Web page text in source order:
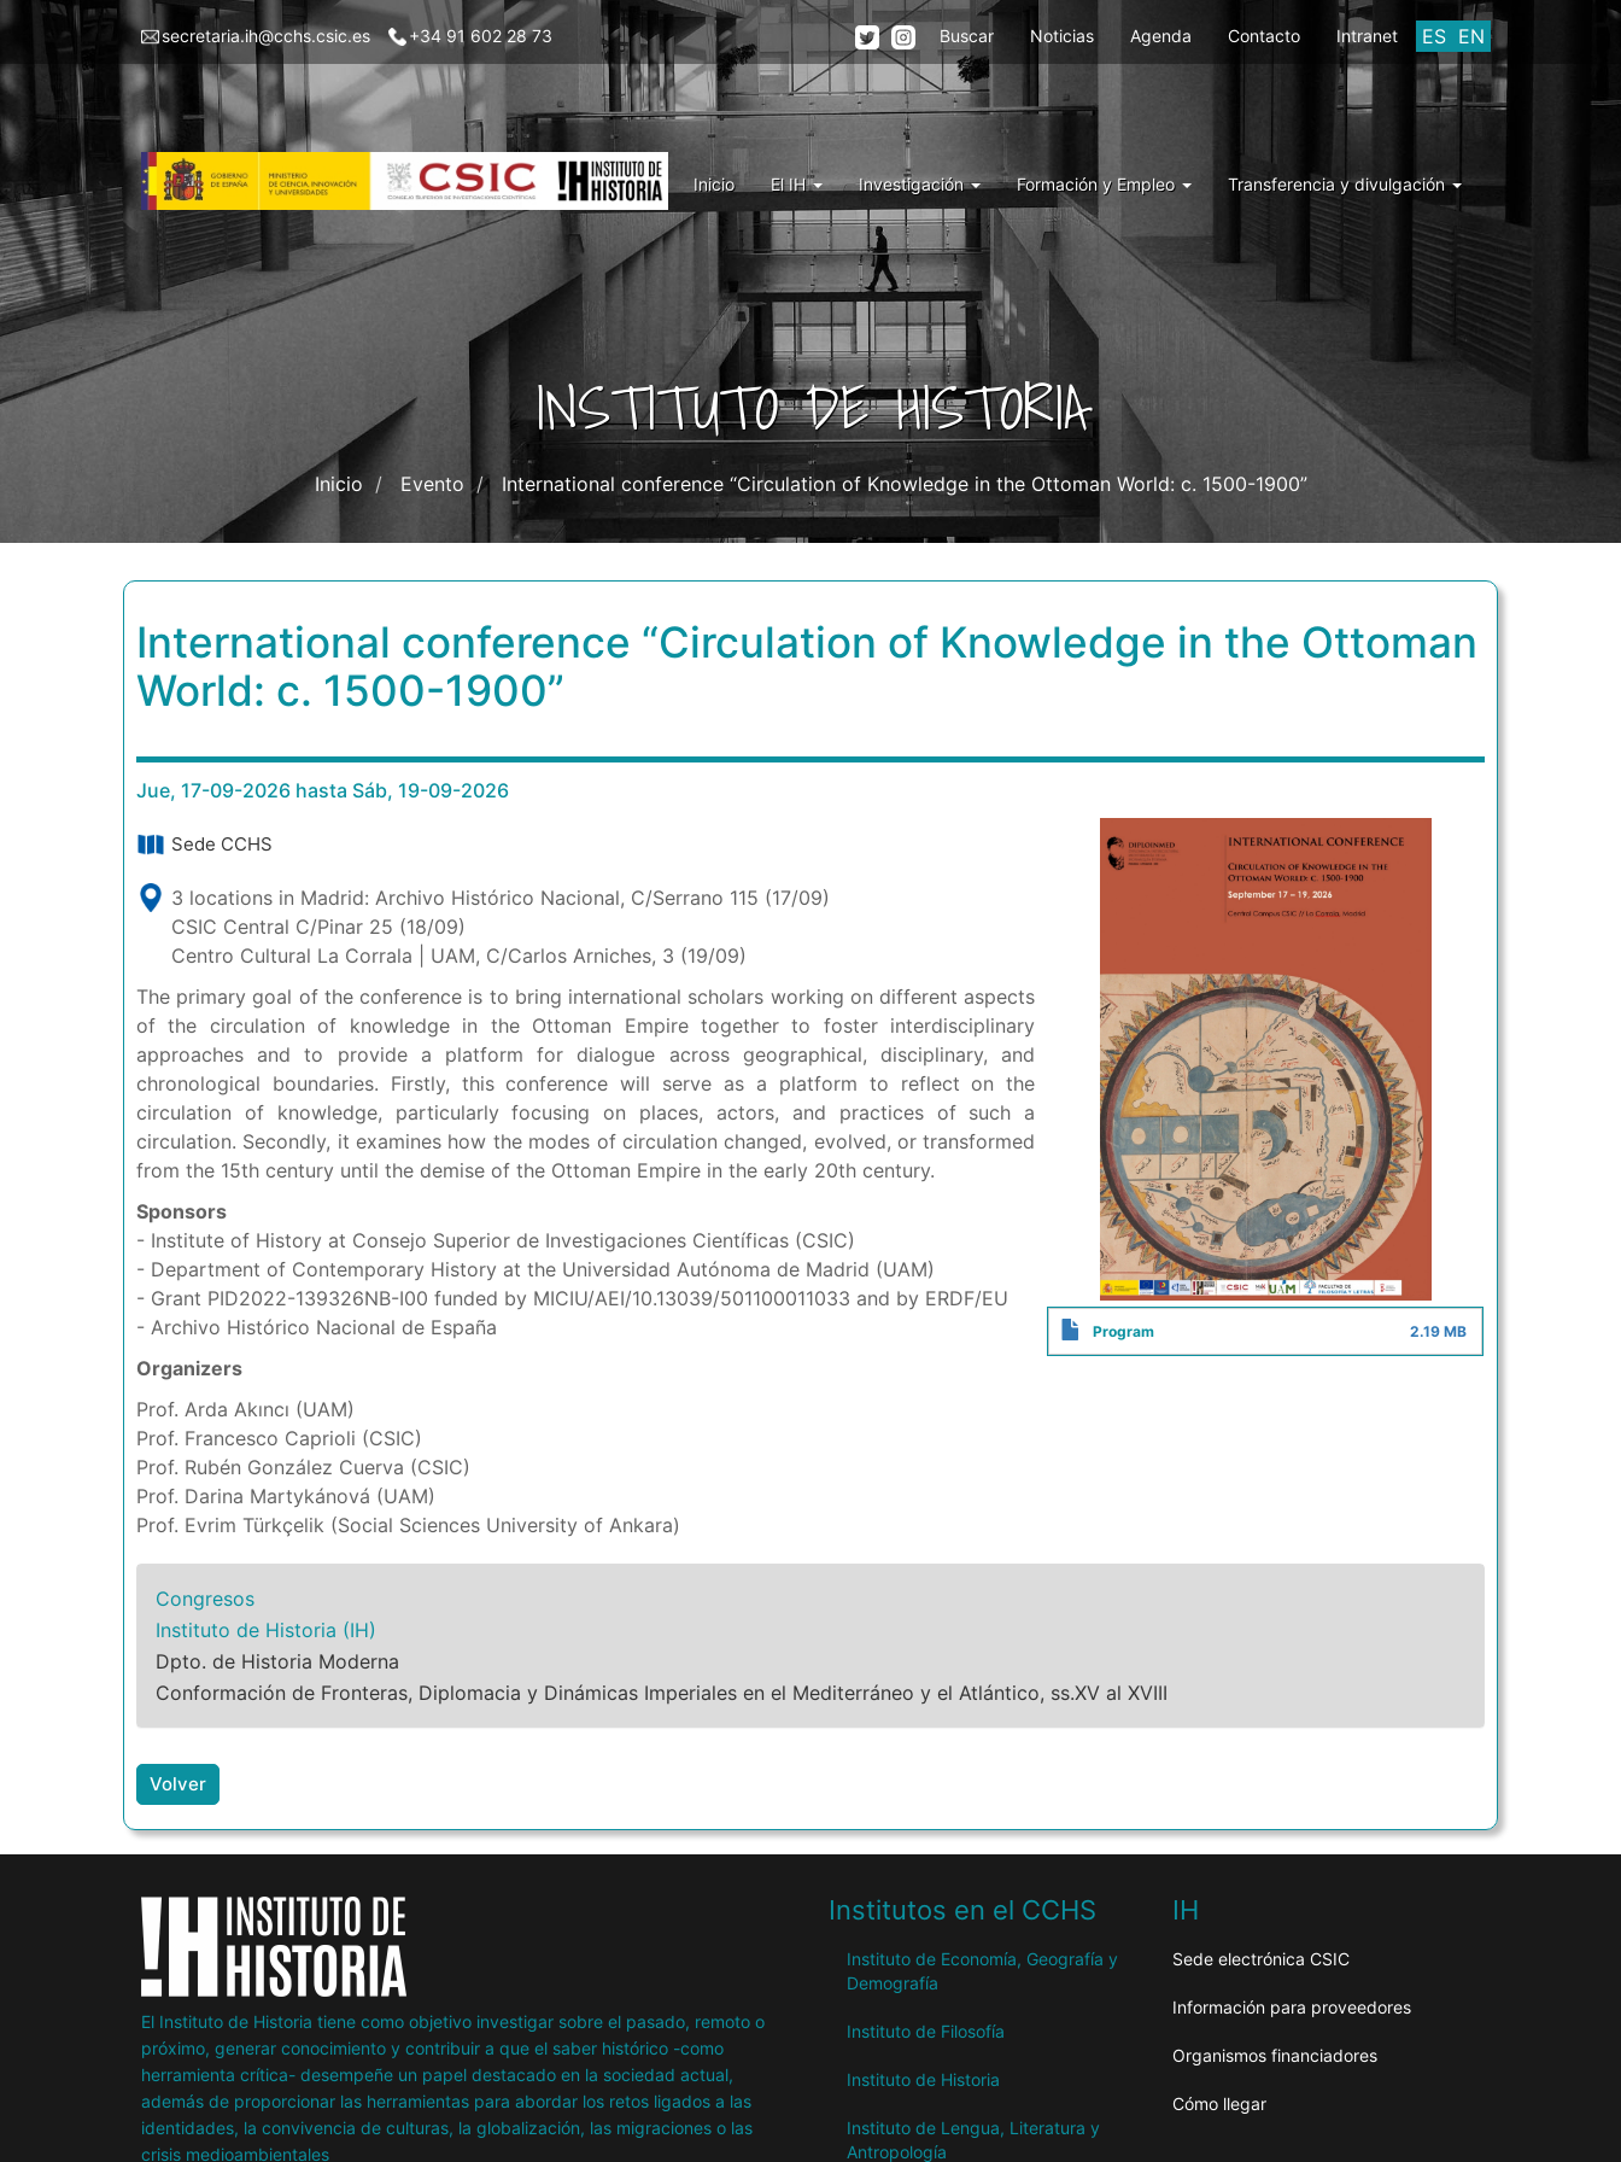
Pasar
contenido
principal
Menu
left
IH
secretaria.ih@cchs.csic.es +34 91 602 28 73 ES EN
Menu
top
right
IH
Buscar Noticias Agenda Contacto Intranet
Menu
IH
Inicio El IH Investigación Formación y Empleo Transferencia y divulgación
INSTITUTO DE HISTORIA
Inicio Evento International conference “Circulation of Knowledge in the Ottoman World: c. 1500-1900”
International conference “Circulation of Knowledge in the Ottoman
World: c. 1500-1900”
Jue, 17-09-2026 hasta Sáb, 19-09-2026
Sede CCHS
3 locations in Madrid: Archivo Histórico Nacional, C/Serrano 115 (17/09)
CSIC Central C/Pinar 25 (18/09)
Centro Cultural La Corrala | UAM, C/Carlos Arniches, 3 (19/09)
The primary goal of the conference is to bring international scholars working on different aspects
of the circulation of knowledge in the Ottoman Empire together to foster interdisciplinary
approaches and to provide a platform for dialogue across geographical, disciplinary, and
chronological boundaries. Firstly, this conference will serve as a platform to reflect on the
circulation of knowledge, particularly focusing on places, actors, and practices of such a
circulation. Secondly, it examines how the modes of circulation changed, evolved, or transformed
from the 15th century until the demise of the Ottoman Empire in the early 20th century.
Sponsors
- Institute of History at Consejo Superior de Investigaciones Científicas (CSIC)
- Department of Contemporary History at the Universidad Autónoma de Madrid (UAM)
- Grant PID2022-139326NB-I00 funded by MICIU/AEI/10.13039/501100011033 and by ERDF/EU
- Archivo Histórico Nacional de España
Organizers
Prof. Arda Akıncı (UAM)
Prof. Francesco Caprioli (CSIC)
Prof. Rubén González Cuerva (CSIC)
Prof. Darina Martykánová (UAM)
Prof. Evrim Türkçelik (Social Sciences University of Ankara)
Program 2.19 MB
Congresos
Instituto de Historia (IH)
Dpto. de Historia Moderna
Conformación de Fronteras, Diplomacia y Dinámicas Imperiales en el Mediterráneo y el Atlántico, ss.XV al XVIII
Volver
El Instituto de Historia tiene como objetivo investigar sobre el pasado, remoto o
próximo, generar conocimiento y contribuir a que el saber histórico -como
herramienta crítica- desempeñe un papel destacado en la sociedad actual,
además de proporcionar las herramientas para abordar los retos ligados a las
identidades, la convivencia de culturas, la globalización, las migraciones o las
crisis medioambientales
Institutos en el CCHS
Instituto de Economía, Geografía y
Demografía
Instituto de Filosofía
Instituto de Historia
Instituto de Lengua, Literatura y
Antropología
IH
Sede electrónica CSIC
Información para proveedores
Organismos financiadores
Cómo llegar